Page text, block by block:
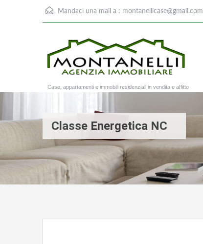
Mandaci una mail a : montanellicase@gmail.com
Case, appartamenti e immobili residenziali in vendita e affitto
Classe Energetica NC